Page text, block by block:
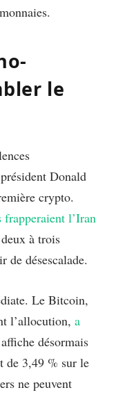
le
Donald
crypto.
frapperaient l’Iran
à trois
de désescalade.
Le Bitcoin,
l’allocution, a
désormais
de 3,49 % sur le
ne peuvent